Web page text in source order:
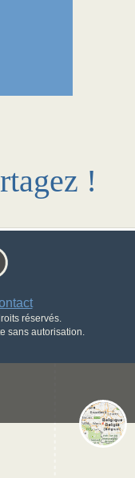
!
réservés.
sans autorisation.